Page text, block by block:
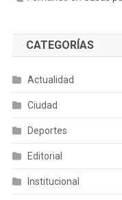
CATEGORÍAS
Actualidad
Ciudad
Deportes
Editorial
Institucional